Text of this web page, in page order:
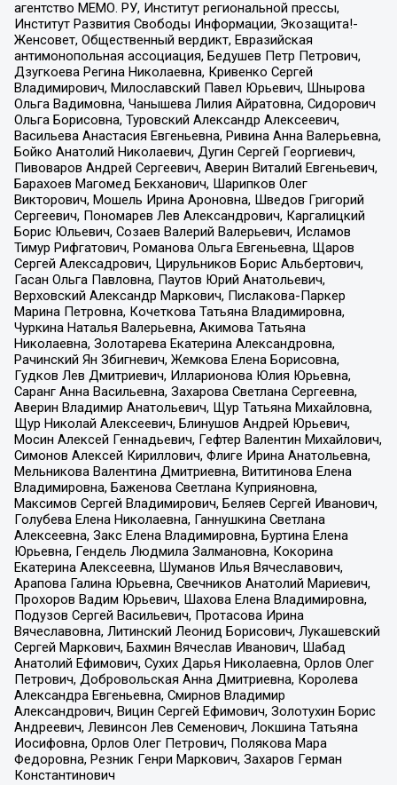
агентство МЕМО. РУ, Институт региональной прессы,
Институт Развития Свободы Информации, Экозащита!-
Женсовет, Общественный вердикт, Евразийская
антимонопольная ассоциация, Бедушев Петр Петрович,
Дзугкоева Регина Николаевна, Кривенко Сергей
Владимирович, Милославский Павел Юрьевич, Шнырова
Ольга Вадимовна, Чанышева Лилия Айратовна, Сидорович
Ольга Борисовна, Туровский Александр Алексеевич,
Васильева Анастасия Евгеньевна, Ривина Анна Валерьевна,
Бойко Анатолий Николаевич, Дугин Сергей Георгиевич,
Пивоваров Андрей Сергеевич, Аверин Виталий Евгеньевич,
Барахоев Магомед Бекханович, Шарипков Олег
Викторович, Мошель Ирина Ароновна, Шведов Григорий
Сергеевич, Пономарев Лев Александрович, Каргалицкий
Борис Юльевич, Созаев Валерий Валерьевич, Исламов
Тимур Рифгатович, Романова Ольга Евгеньевна, Щаров
Сергей Алексадрович, Цирульников Борис Альбертович,
Гасан Ольга Павловна, Паутов Юрий Анатольевич,
Верховский Александр Маркович, Пислакова-Паркер
Марина Петровна, Кочеткова Татьяна Владимировна,
Чуркина Наталья Валерьевна, Акимова Татьяна
Николаевна, Золотарева Екатерина Александровна,
Рачинский Ян Збигневич, Жемкова Елена Борисовна,
Гудков Лев Дмитриевич, Илларионова Юлия Юрьевна,
Саранг Анна Васильевна, Захарова Светлана Сергеевна,
Аверин Владимир Анатольевич, Щур Татьяна Михайловна,
Щур Николай Алексеевич, Блинушов Андрей Юрьевич,
Мосин Алексей Геннадьевич, Гефтер Валентин Михайлович,
Симонов Алексей Кириллович, Флиге Ирина Анатольевна,
Мельникова Валентина Дмитриевна, Вититинова Елена
Владимировна, Баженова Светлана Куприяновна,
Максимов Сергей Владимирович, Беляев Сергей Иванович,
Голубева Елена Николаевна, Ганнушкина Светлана
Алексеевна, Закс Елена Владимировна, Буртина Елена
Юрьевна, Гендель Людмила Залмановна, Кокорина
Екатерина Алексеевна, Шуманов Илья Вячеславович,
Арапова Галина Юрьевна, Свечников Анатолий Мариевич,
Прохоров Вадим Юрьевич, Шахова Елена Владимировна,
Подузов Сергей Васильевич, Протасова Ирина
Вячеславовна, Литинский Леонид Борисович, Лукашевский
Сергей Маркович, Бахмин Вячеслав Иванович, Шабад
Анатолий Ефимович, Сухих Дарья Николаевна, Орлов Олег
Петрович, Добровольская Анна Дмитриевна, Королева
Александра Евгеньевна, Смирнов Владимир
Александрович, Вицин Сергей Ефимович, Золотухин Борис
Андреевич, Левинсон Лев Семенович, Локшина Татьяна
Иосифовна, Орлов Олег Петрович, Полякова Мара
Федоровна, Резник Генри Маркович, Захаров Герман
Константинович